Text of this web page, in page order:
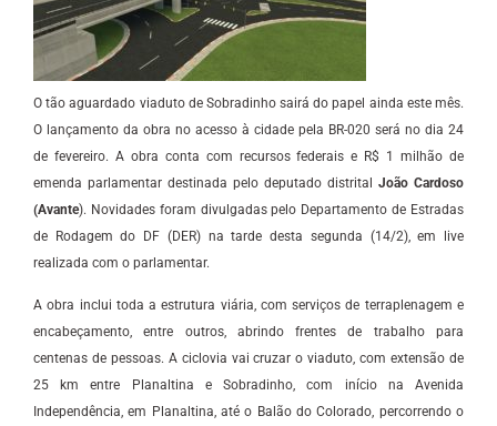
O tão aguardado viaduto de Sobradinho sairá do papel ainda este mês.
O lançamento da obra no acesso à cidade pela BR-020 será no dia 24
de fevereiro. A obra conta com recursos federais e R$ 1 milhão de
emenda parlamentar destinada pelo deputado distrital João Cardoso
(Avante). Novidades foram divulgadas pelo Departamento de Estradas
de Rodagem do DF (DER) na tarde desta segunda (14/2), em live
realizada com o parlamentar.
A obra inclui toda a estrutura viária, com serviços de terraplenagem e
encabeçamento, entre outros, abrindo frentes de trabalho para
centenas de pessoas. A ciclovia vai cruzar o viaduto, com extensão de
25 km entre Planaltina e Sobradinho, com início na Avenida
Independência, em Planaltina, até o Balão do Colorado, percorrendo o